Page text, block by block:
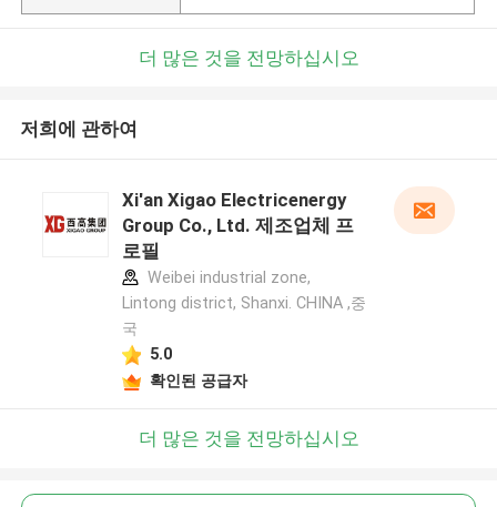
더 많은 것을 전망하십시오
저희에 관하여
Xi'an Xigao Electricenergy
Group Co., Ltd. 제조업체 프
로필
Weibei industrial zone,
Lintong district, Shanxi. CHINA ,중
국
5.0
확인된 공급자
더 많은 것을 전망하십시오